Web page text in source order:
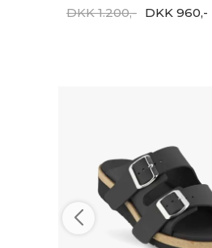
DKK 1.200,- DKK 960,-